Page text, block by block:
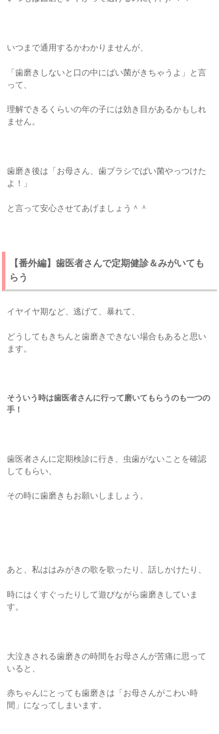
いつまで通用するかわかりませんが、
「歯磨きしないと口の中にばい菌がきちゃうよ」と言
って、
理解できるくらいの年の子には効き目があるかもしれ
ません。
歯磨き後は「お母さん、歯ブラシでばい菌やっつけた
よ！」
と言って安心させてあげましょう＾＾
【番外編】歯医者さんで定期健診＆みがいても
らう
イヤイヤ期など、逃げて、暴れて、
どうしてもきちんと歯磨きできない場合もあると思い
ます。
そういう時は歯医者さんに行って磨いてもらうのも一つの
手！
歯医者さんに定期検診に行き、虫歯がないことを確認
してもらい、
その時に歯磨きもお願いしましょう。
あと、私ははみがきの歌を歌ったり、話しかけたり、
時にはくすぐったりして遊びながら歯磨きしていま
す。
大泣きされる歯磨きの時間をお母さんが苦痛に思って
いると、
赤ちゃんにとっても歯磨きは「お母さんがこわい時
間」になってしまいます。